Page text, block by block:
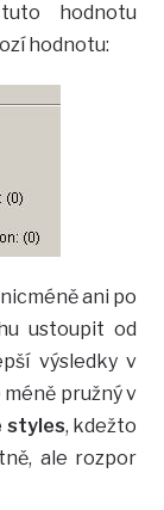
hodnotu
hodnotu:
ani po
ustoupit od
výsledky v
pružný v
styles, kdežto
ale rozpor